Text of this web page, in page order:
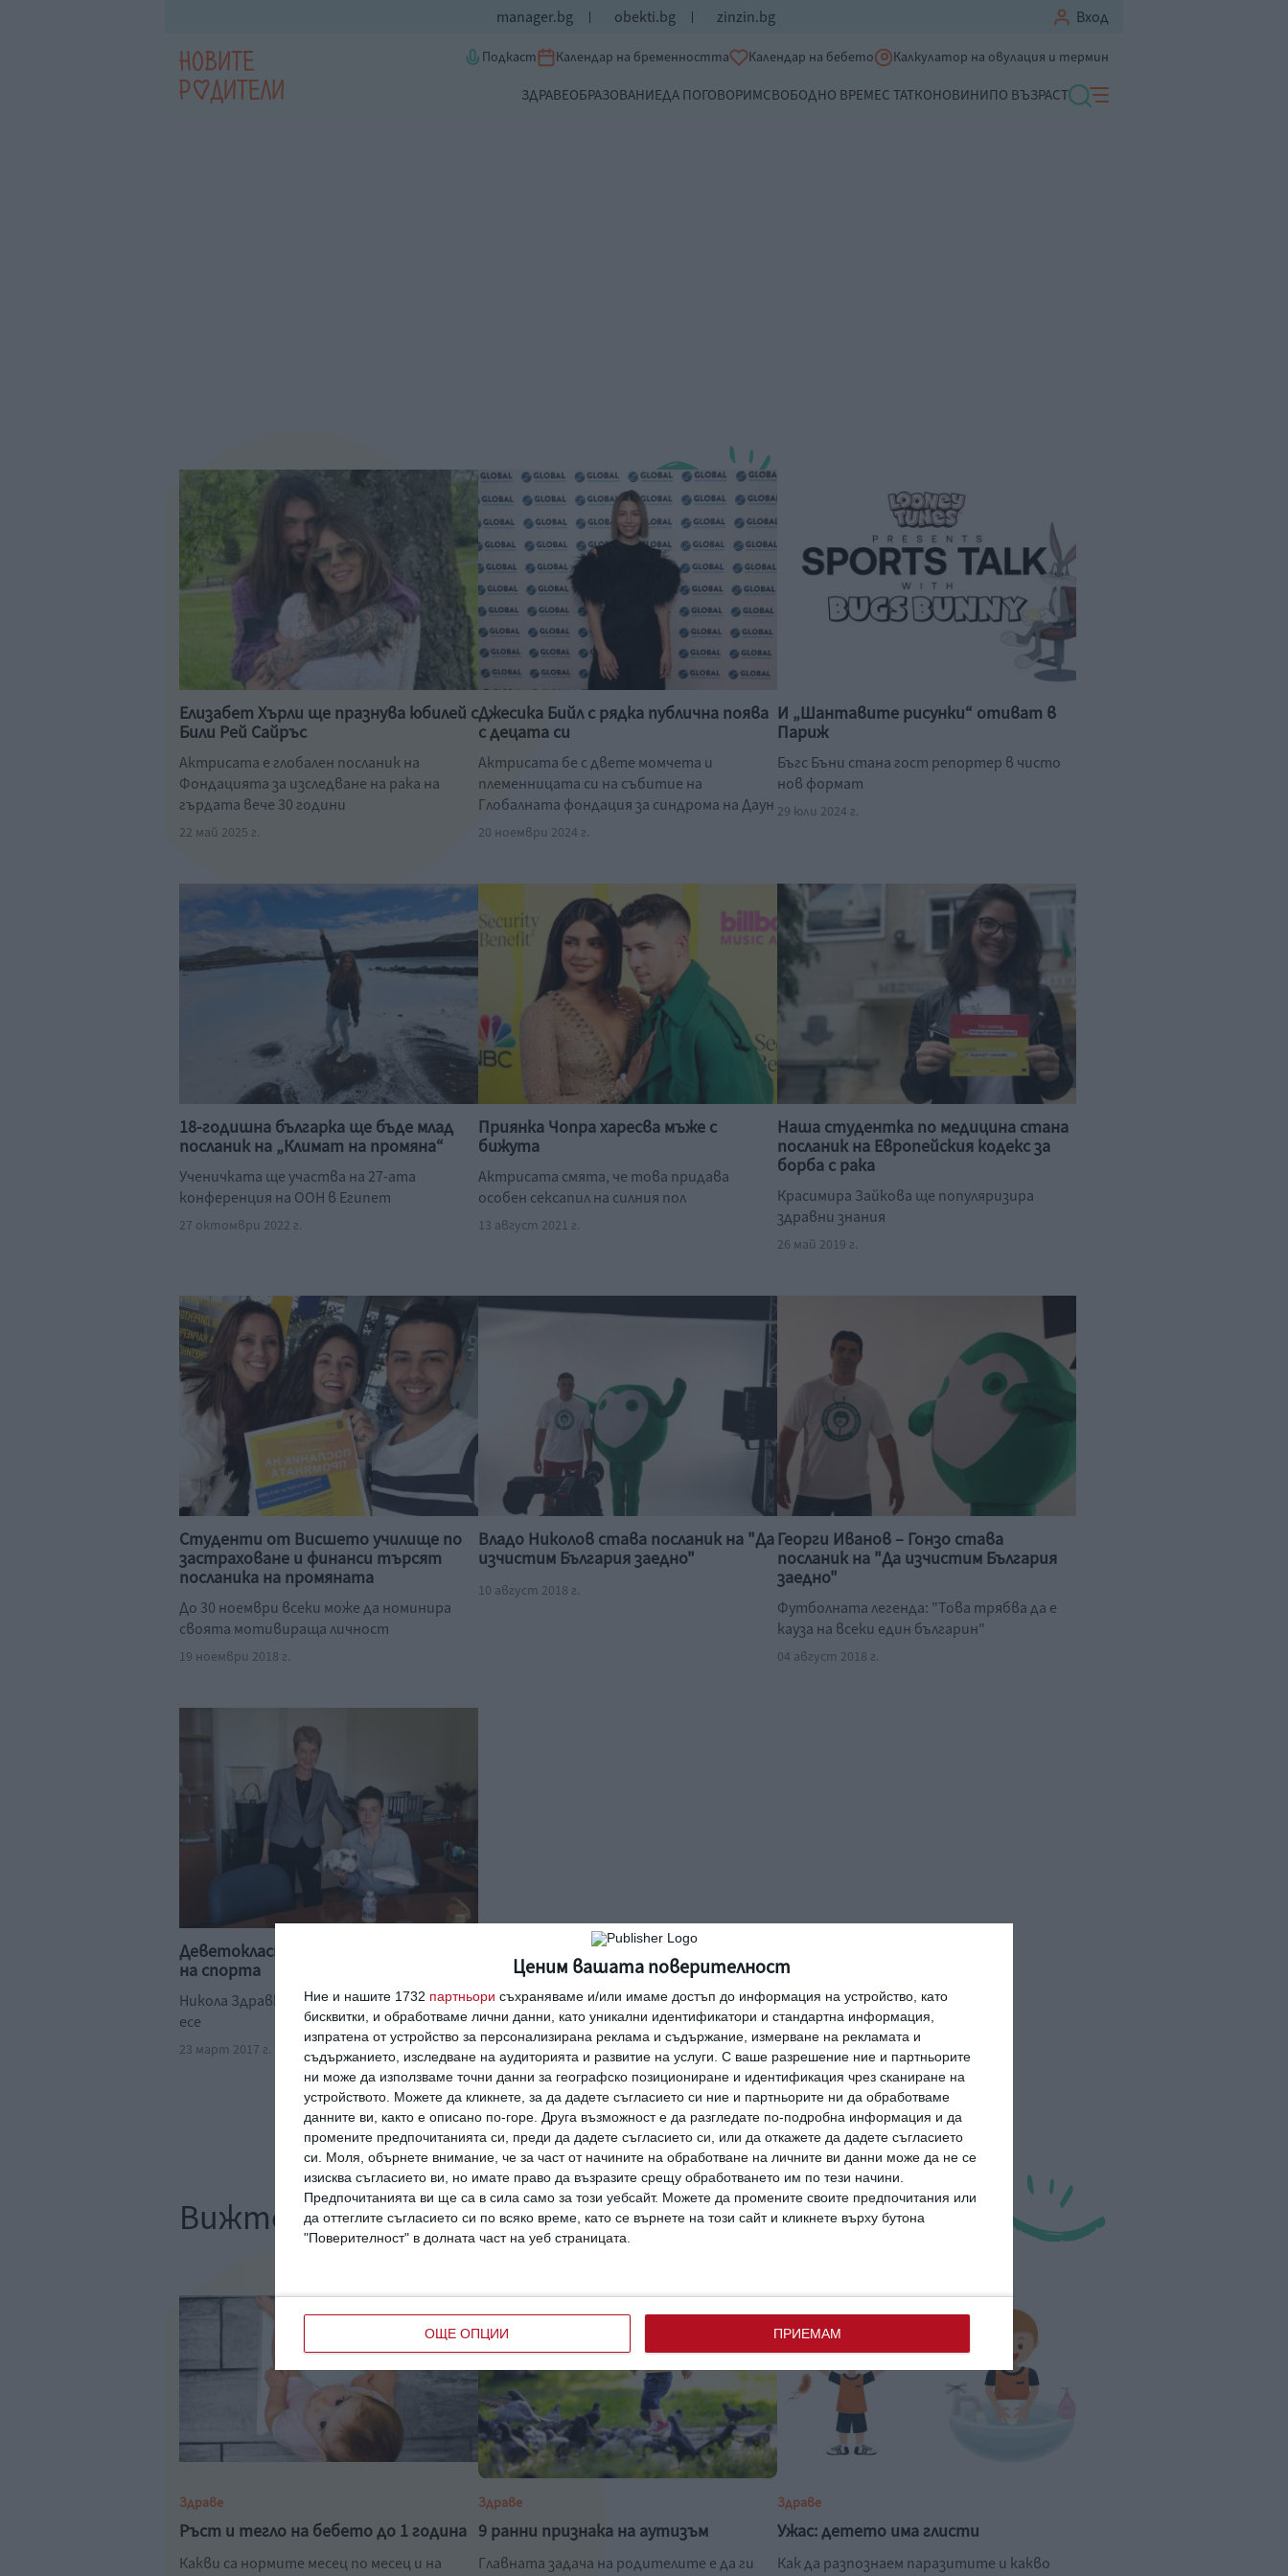
Ценим вашата поверителност
Ние и нашите 1732 партньори съхраняваме и/или имаме достъп до информация на устройство, като
бисквитки, и обработваме лични данни, като уникални идентификатори и стандартна информация,
изпратена от устройство за персонализирана реклама и съдържание, измерване на рекламата и
съдържанието, изследване на аудиторията и развитие на услуги. С ваше разрешение ние и партньорите
ни може да използваме точни данни за географско позициониране и идентификация чрез сканиране на
устройството. Можете да кликнете, за да дадете съгласието си ние и партньорите ни да обработваме
данните ви, както е описано по-горе. Друга възможност е да разгледате по-подробна информация и да
промените предпочитанията си, преди да дадете съгласието си, или да откажете да дадете съгласието
си.
Моля, обърнете внимание, че за част от начините на обработване на личните ви данни може да не се
изисква съгласието ви, но имате право да възразите срещу обработването им по тези начини.
Предпочитанията ви ще са в сила само за този уебсайт. Можете да промените своите предпочитания или
да оттеглите съгласието си по всяко време, като се върнете на този сайт и кликнете върху бутона
"Поверителност" в долната част на уеб страницата.
ОЩЕ ОПЦИИ ПРИЕМАМ
manager.bg obekti.bg zinzin.bg Вход
Подкаст Календар на бременността Календар на бебето Калкулатор на овулация и термин
ЗДРАВЕОБРАЗОВАНИЕДА ПОГОВОРИМСВОБОДНО ВРЕМЕС ТАТКОНОВИНИПО ВЪЗРАСТ
Елизабет Хърли ще празнува юбилей с
Били Рей Сайръс
Актрисата е глобален посланик на
Фондацията за изследване на рака на
гърдата вече 30 години
22 май 2025 г.
Джесика Бийл с рядка публична поява
с децата си
Актрисата бе с двете момчета и
племенницата си на събитие на
Глобалната фондация за синдрома на Даун
20 ноември 2024 г.
И „Шантавите рисунки“ отиват в
Париж
Бъгс Бъни стана гост репортер в чисто
нов формат
29 юли 2024 г.
18-годишна българка ще бъде млад
посланик на „Климат на промяна“
Ученичката ще участва на 27-ата
конференция на ООН в Египет
27 октомври 2022 г.
Приянка Чопра харесва мъже с
бижута
Актрисата смята, че това придава
особен сексапил на силния пол
13 август 2021 г.
Наша студентка по медицина стана
посланик на Европейския кодекс за
борба с рака
Красимира Зайкова ще популяризира
здравни знания
26 май 2019 г.
Студенти от Висшето училище по
застраховане и финанси търсят
посланика на промяната
До 30 ноември всеки може да номинира
своята мотивираща личност
19 ноември 2018 г.
Владо Николов става посланик на "Да
изчистим България заедно"
10 август 2018 г.
Георги Иванов – Гонзо става
посланик на "Да изчистим България
заедно"
Футболната легенда: "Това трябва да е
кауза на всеки един българин"
04 август 2018 г.
Деветокласник стана Млад посланик
на спорта
Никола Здравков спечели признанието с
есе
23 март 2017 г.
Вижте още
Здраве
Ръст и тегло на бебето до 1 година
Какви са нормите месец по месец и на
Здраве
9 ранни признака на аутизъм
Главната задача на родителите е да ги
Здраве
Ужас: детето има глисти
Как да разпознаем паразитите и какво